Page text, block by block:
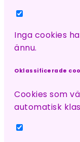
Inga cookies
ännu.
Oklassificerade
Cookies som
automatisk